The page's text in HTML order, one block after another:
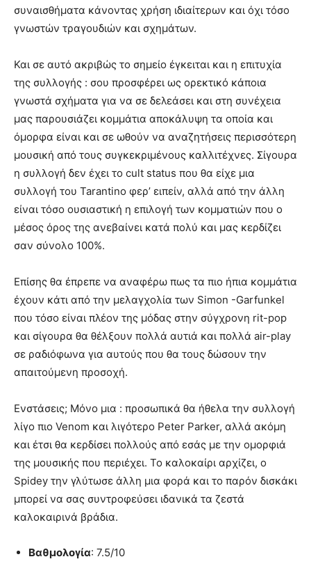
συναισθήματα κάνοντας χρήση ιδιαίτερων και όχι τόσο
γνωστών τραγουδιών και σχημάτων.
Και σε αυτό ακριβώς το σημείο έγκειται και η επιτυχία
της συλλογής : σου προσφέρει ως ορεκτικό κάποια
γνωστά σχήματα για να σε δελεάσει και στη συνέχεια
μας παρουσιάζει κομμάτια αποκάλυψη τα οποία και
όμορφα είναι και σε ωθούν να αναζητήσεις περισσότερη
μουσική από τους συγκεκριμένους καλλιτέχνες. Σίγουρα
η συλλογή δεν έχει το cult status που θα είχε μια
συλλογή του Tarantino φερ’ ειπείν, αλλά από την άλλη
είναι τόσο ουσιαστική η επιλογή των κομματιών που ο
μέσος όρος της ανεβαίνει κατά πολύ και μας κερδίζει
σαν σύνολο 100%.
Επίσης θα έπρεπε να αναφέρω πως τα πιο ήπια κομμάτια
έχουν κάτι από την μελαγχολία των Simon -Garfunkel
που τόσο είναι πλέον της μόδας στην σύγχρονη rit-pop
και σίγουρα θα θέλξουν πολλά αυτιά και πολλά air-play
σε ραδιόφωνα για αυτούς που θα τους δώσουν την
απαιτούμενη προσοχή.
Ενστάσεις; Μόνο μια : προσωπικά θα ήθελα την συλλογή
λίγο πιο Venom και λιγότερο Peter Parker, αλλά ακόμη
και έτσι θα κερδίσει πολλούς από εσάς με την ομορφιά
της μουσικής που περιέχει. Το καλοκαίρι αρχίζει, ο
Spidey την γλύτωσε άλλη μια φορά και το παρόν δισκάκι
μπορεί να σας συντροφεύσει ιδανικά τα ζεστά
καλοκαιρινά βράδια.
Βαθμολογία: 7.5/10